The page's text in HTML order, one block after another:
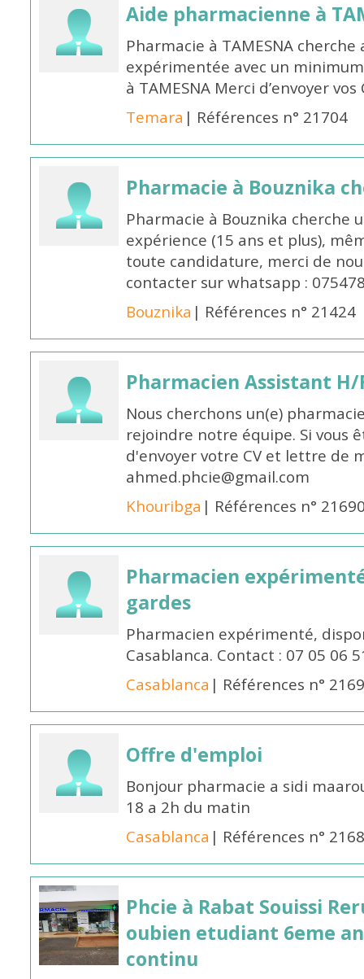
Aide pharmacienne à
Pharmacie à TAMESNA
expérimentée avec un
à TAMESNA Merci d’envoyer
Temara | Références n° 21704
Pharmacie à Bouznika
Pharmacie à Bouznika cherche
expérience (15 ans et plus),
toute candidature, merci de
contacter sur whatsapp :
Bouznika | Références n° 21424
Pharmacien Assistant
Nous cherchons un(e)
rejoindre notre équipe. Si vous
d'envoyer votre CV et lettre de
ahmed.phcie@gmail.com
Khouribga | Références n°
Pharmacien
gardes
Pharmacien expérimenté,
Casablanca. Contact : 07 05 06
Casablanca | Références n°
Offre d'emploi
Bonjour pharmacie a sidi
18 a 2h du matin
Casablanca | Références n°
Phcie à Rabat Souissi
oubien etudiant 6eme
continu